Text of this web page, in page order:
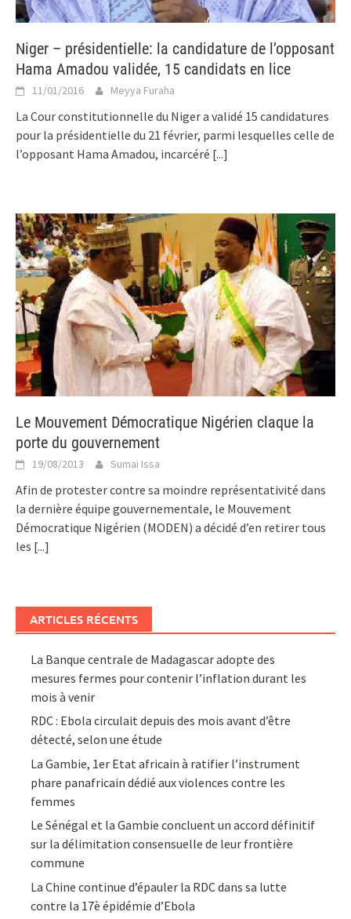
Niger – présidentielle: la candidature de l’opposant
Hama Amadou validée, 15 candidats en lice
11/01/2016 Meyya Furaha
La Cour constitutionnelle du Niger a validé 15 candidatures
pour la présidentielle du 21 février, parmi lesquelles celle de
l’opposant Hama Amadou, incarcéré [...]
Le Mouvement Démocratique Nigérien claque la
porte du gouvernement
19/08/2013 Sumai Issa
Afin de protester contre sa moindre représentativité dans
la dernière équipe gouvernementale, le Mouvement
Démocratique Nigérien (MODEN) a décidé d’en retirer tous
les [...]
ARTICLES RÉCENTS
La Banque centrale de Madagascar adopte des
mesures fermes pour contenir l’inflation durant les
mois à venir
RDC : Ebola circulait depuis des mois avant d’être
détecté, selon une étude
La Gambie, 1er Etat africain à ratifier l’instrument
phare panafricain dédié aux violences contre les
femmes
Le Sénégal et la Gambie concluent un accord définitif
sur la délimitation consensuelle de leur frontière
commune
La Chine continue d’épauler la RDC dans sa lutte
contre la 17è épidémie d’Ebola